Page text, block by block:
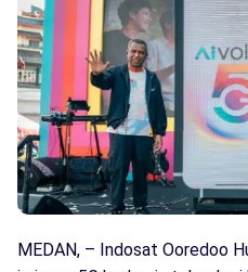
MEDAN, – Indosat Ooredoo